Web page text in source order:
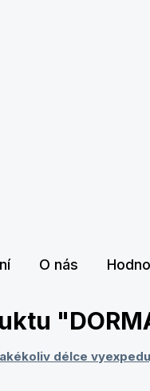
O nás
délce